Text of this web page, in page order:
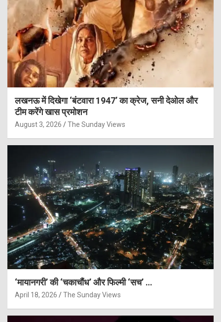
लखनऊ में दिखेगा ‘बंटवारा 1947’ का क्रेज, सनी देओल और
टीम करेंगे खास प्रमोशन
August 3, 2026 The Sunday Views
‘मायानगरी’ की ‘चकाचौंध’ और फिल्मी ‘सच’ …
April 18, 2026 The Sunday Views